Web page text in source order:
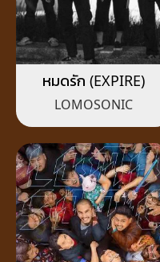
หมดรัก (EXPIRE)
LOMOSONIC